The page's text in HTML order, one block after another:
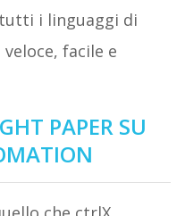
i linguaggi di
facile e
PAPER SU